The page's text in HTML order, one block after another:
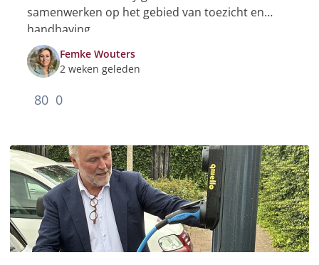
samenwerken op het gebied van toezicht en
handhaving.
Femke Wouters
2 weken geleden
80 0